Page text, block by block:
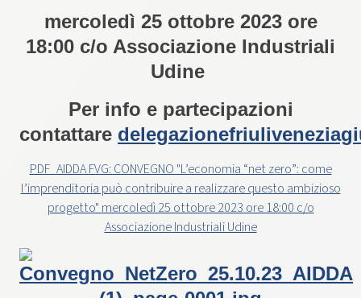
mercoledì 25 ottobre 2023 ore
18:00 c/o Associazione Industriali
Udine
Per info e partecipazioni
contattare
PDF_AIDDA FVG: CONVEGNO "L’economia “net zero”: come
l’imprenditoria può contribuire a realizzare questo ambizioso
progetto" mercoledì 25 ottobre 2023 ore 18:00 c/o
Associazione Industriali Udine